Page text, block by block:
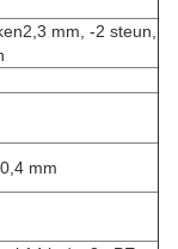
mm, -2 steun,
mm